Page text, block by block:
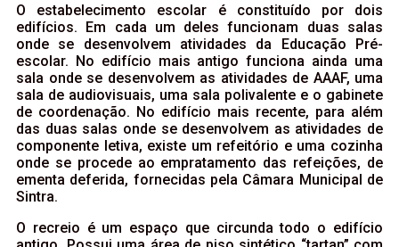
O estabelecimento escolar é constituído por dois
edifícios. Em cada um deles funcionam duas salas
onde se desenvolvem atividades da Educação Pré-
escolar. No edifício mais antigo funciona ainda uma
sala onde se desenvolvem as atividades de AAAF, uma
sala de audiovisuais, uma sala polivalente e o gabinete
de coordenação. No edifício mais recente, para além
das duas salas onde se desenvolvem as atividades de
componente letiva, existe um refeitório e uma cozinha
onde se procede ao empratamento das refeições, de
ementa deferida, fornecidas pela Câmara Municipal de
Sintra.
O recreio é um espaço que circunda todo o edifício